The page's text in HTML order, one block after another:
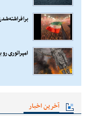
امپراتوری رو
آخرین اخبار